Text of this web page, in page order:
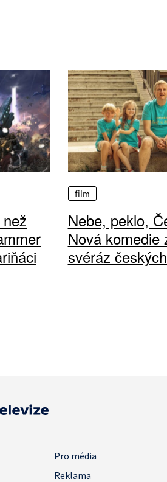
film
Nebe, peklo,
Nová komedie
svéráz
Pro média
Reklama